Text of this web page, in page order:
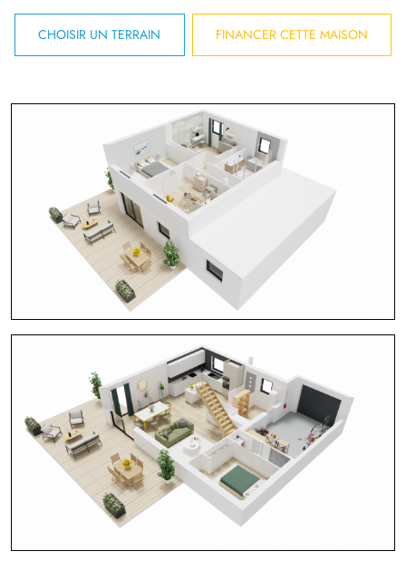
CHOISIR UN TERRAIN FINANCER CETTE MAISON